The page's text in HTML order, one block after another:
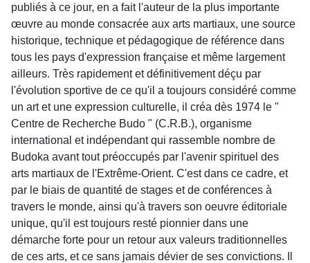
publiés à ce jour, en a fait l'auteur de la plus importante
œuvre au monde consacrée aux arts martiaux, une source
historique, technique et pédagogique de référence dans
tous les pays d'expression française et même largement
ailleurs. Très rapidement et définitivement déçu par
l'évolution sportive de ce qu'il a toujours considéré comme
un art et une expression culturelle, il créa dès 1974 le "
Centre de Recherche Budo " (C.R.B.), organisme
international et indépendant qui rassemble nombre de
Budoka avant tout préoccupés par l'avenir spirituel des
arts martiaux de l'Extrême-Orient. C'est dans ce cadre, et
par le biais de quantité de stages et de conférences à
travers le monde, ainsi qu'à travers son oeuvre éditoriale
unique, qu'il est toujours resté pionnier dans une
démarche forte pour un retour aux valeurs traditionnelles
de ces arts, et ce sans jamais dévier de ses convictions. Il